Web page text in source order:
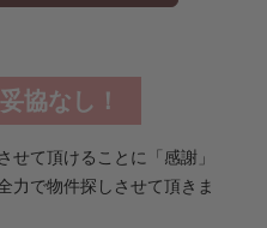
協なし！
て頂けることに「感謝」
力で物件探しさせて頂きま